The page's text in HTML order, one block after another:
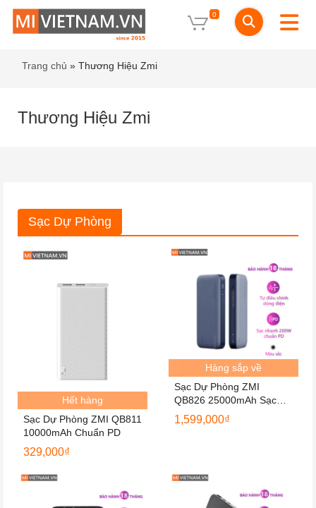
0
Trang chủ » Thương Hiệu Zmi
Thương Hiệu Zmi
Sạc Dự Phòng
Hết hàng
Sạc Dự Phòng ZMI QB811
10000mAh Chuẩn PD
329,000₫
Hàng sắp về
Sạc Dự Phòng ZMI
QB826 25000mAh Sạc
Nhanh200W
1,599,000₫